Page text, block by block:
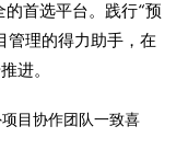
首选平台。践行“预
管理的得力助手，在
进。
项目协作团队一致喜